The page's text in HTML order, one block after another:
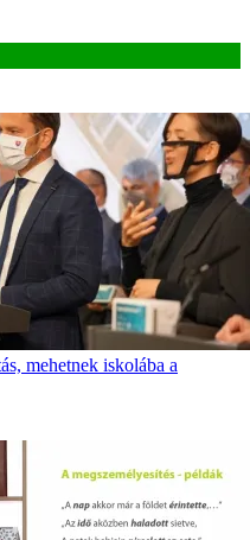
mehetnek iskolába a